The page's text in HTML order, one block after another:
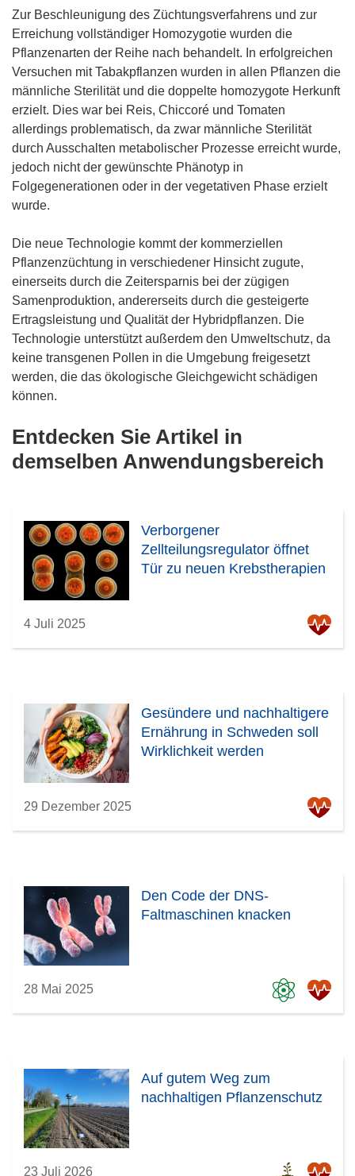
Zur Beschleunigung des Züchtungsverfahrens und zur
Erreichung vollständiger Homozygotie wurden die
Pflanzenarten der Reihe nach behandelt. In erfolgreichen
Versuchen mit Tabakpflanzen wurden in allen Pflanzen die
männliche Sterilität und die doppelte homozygote Herkunft
erzielt. Dies war bei Reis, Chiccoré und Tomaten
allerdings problematisch, da zwar männliche Sterilität
durch Ausschalten metabolischer Prozesse erreicht wurde,
jedoch nicht der gewünschte Phänotyp in
Folgegenerationen oder in der vegetativen Phase erzielt
wurde.
Die neue Technologie kommt der kommerziellen
Pflanzenzüchtung in verschiedener Hinsicht zugute,
einerseits durch die Zeitersparnis bei der zügigen
Samenproduktion, andererseits durch die gesteigerte
Ertragsleistung und Qualität der Hybridpflanzen. Die
Technologie unterstützt außerdem den Umweltschutz, da
keine transgenen Pollen in die Umgebung freigesetzt
werden, die das ökologische Gleichgewicht schädigen
können.
Entdecken Sie Artikel in
demselben Anwendungsbereich
Verborgener
Zellteilungsregulator öffnet
Tür zu neuen Krebstherapien
4 Juli 2025
Gesündere und nachhaltigere
Ernährung in Schweden soll
Wirklichkeit werden
29 Dezember 2025
Den Code der DNS-
Faltmaschinen knacken
28 Mai 2025
Auf gutem Weg zum
nachhaltigen Pflanzenschutz
23 Juli 2026